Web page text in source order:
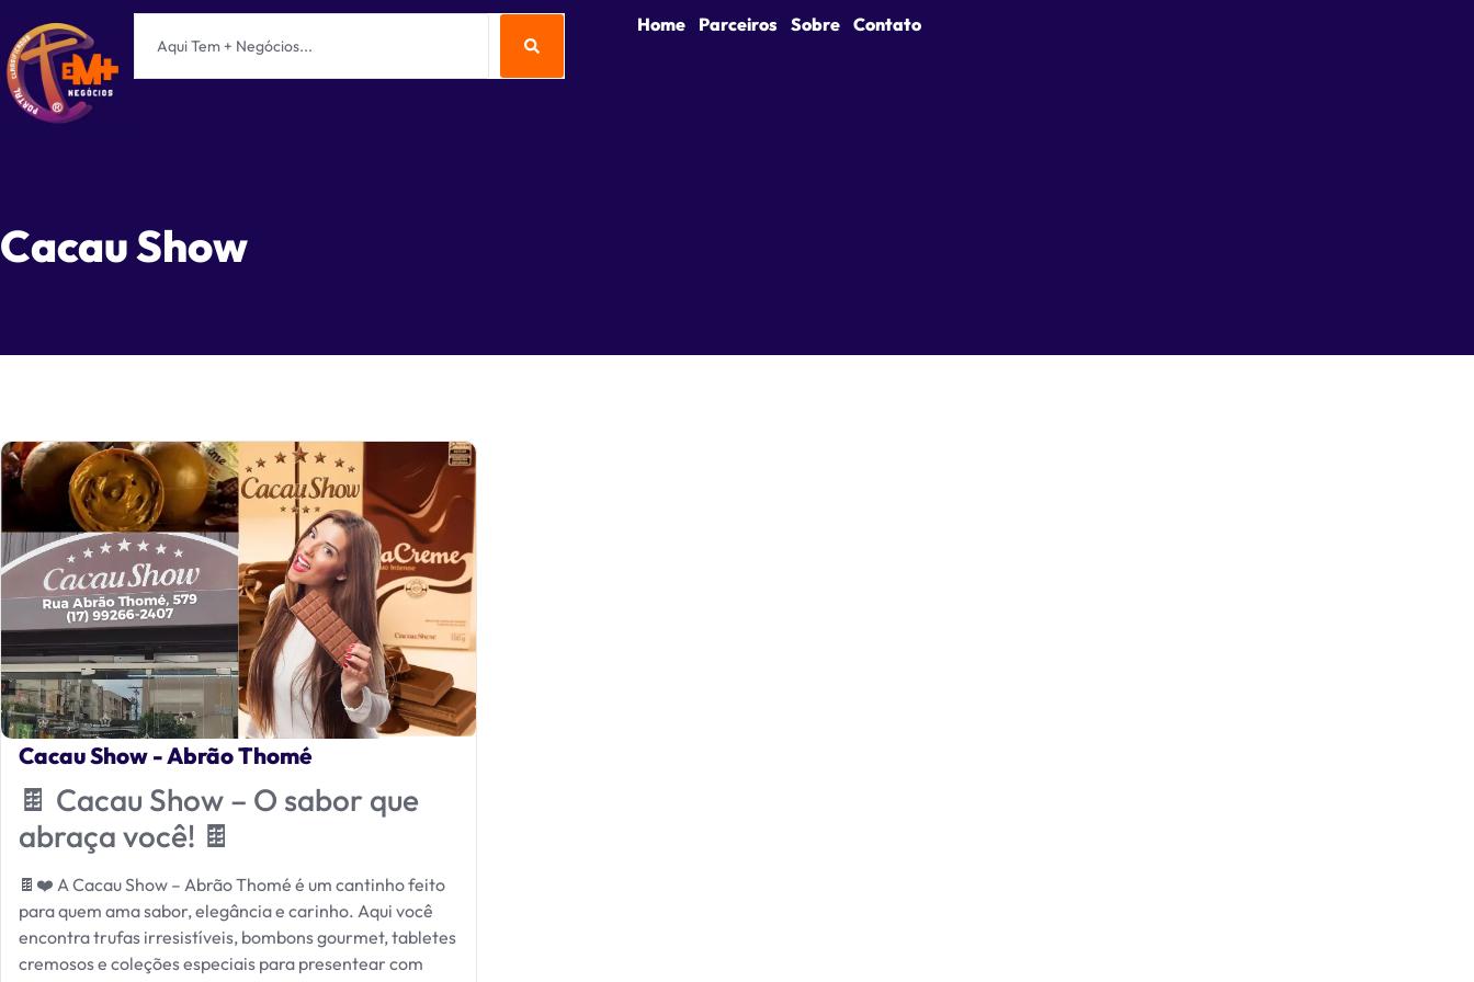
Home Parceiros Sobre Contato
Cacau Show
Cacau Show - Abrão Thomé
🍫 Cacau Show – O sabor que
abraça você! 🍫
🍫❤️ A Cacau Show – Abrão Thomé é um cantinho feito
para quem ama sabor, elegância e carinho. Aqui você
encontra trufas irresistíveis, bombons gourmet, tabletes
cremosos e coleções especiais para presentear com